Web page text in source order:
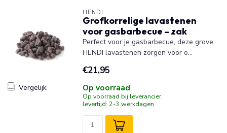
Vergelijk
HENDI
Grofkorrelige lavastenen
voor gasbarbecue – zak
Perfect voor je gasbarbecue, deze grove
HENDI lavastenen zorgen voor o...
€21,95
Op voorraad
Op voorraad bij leverancier,
levertijd: 2-3 werkdagen